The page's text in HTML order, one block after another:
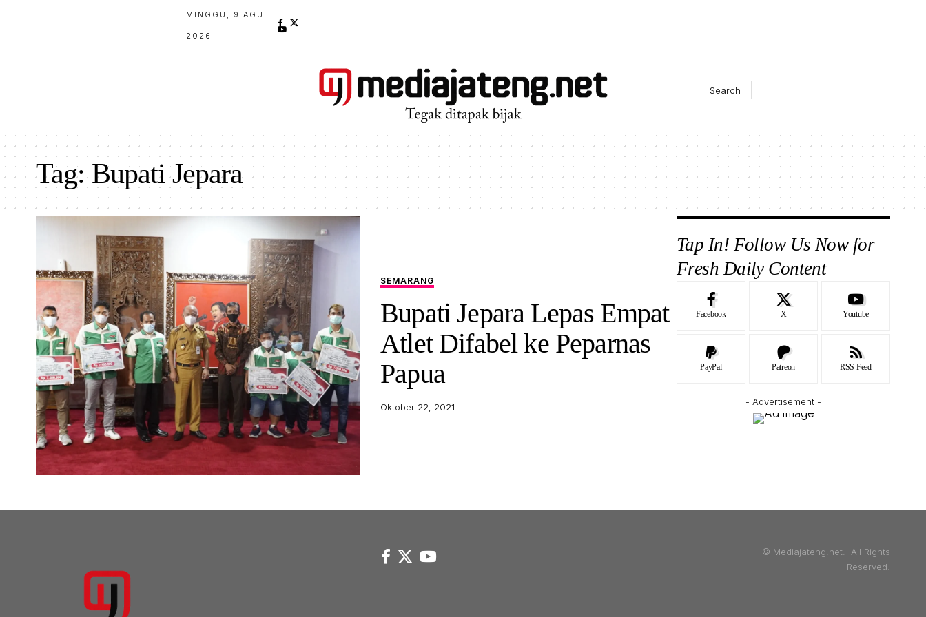
MINGGU, 9 AGU
2026
Search
Tag:Bupati Jepara
SEMARANG
Bupati Jepara Lepas Empat
Atlet Difabel ke Peparnas
Papua
Oktober 22, 2021
Tap In! Follow Us Now for
Fresh Daily Content
Facebook X Youtube
PayPal Patreon RSS Feed
- Advertisement -
© Mediajateng.net. All Rights
Reserved.